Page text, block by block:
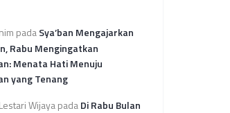
padaSya’ban Mengajarkan
Rabu Mengingatkan
Menata Hati Menuju
yang Tenang
WijayapadaDi Rabu Bulan